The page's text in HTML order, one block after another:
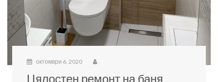
октомври 6, 2020
Цялостен ремонт на баня